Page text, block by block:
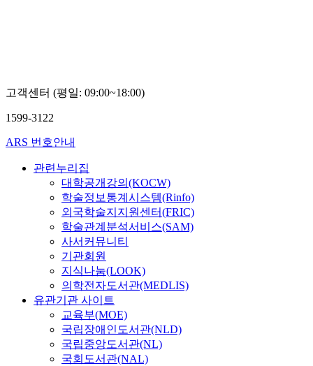
고객센터 (평일: 09:00~18:00)
1599-3122
ARS 번호안내
관련누리집
대학공개강의(KOCW)
학술정보통계시스템(Rinfo)
외국학술지지원센터(FRIC)
학술관계분석서비스(SAM)
사서커뮤니티
기관회원
지식나눔(LOOK)
의학전자도서관(MEDLIS)
유관기관 사이트
교육부(MOE)
국립장애인도서관(NLD)
국립중앙도서관(NL)
국회도서관(NAL)